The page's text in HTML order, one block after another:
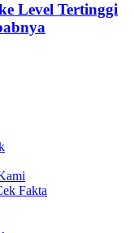
Level Tertinggi
Fakta